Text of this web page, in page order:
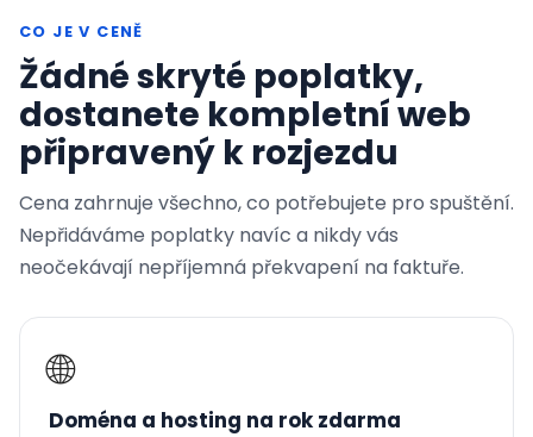
CO JE V CENĚ
Žádné skryté poplatky,
dostanete kompletní web
připravený k rozjezdu
Cena zahrnuje všechno, co potřebujete pro spuštění.
Nepřidáváme poplatky navíc a nikdy vás
neočekávají nepříjemná překvapení na faktuře.
🌐
Doména a hosting na rok zdarma